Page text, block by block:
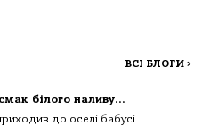
ВСІ БЛОГИ >
білого наливу…
до оселі бабусі